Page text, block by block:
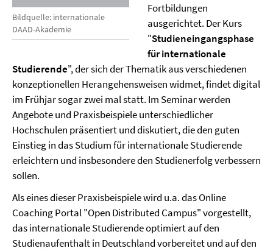
Bildquelle: internationale
DAAD-Akademie
Fortbildungen
ausgerichtet. Der Kurs
"Studieneingangsphase
für internationale
Studierende", der sich der Thematik aus verschiedenen
konzeptionellen Herangehensweisen widmet, findet digital
im Frühjar sogar zwei mal statt. Im Seminar werden
Angebote und Praxisbeispiele unterschiedlicher
Hochschulen präsentiert und diskutiert, die den guten
Einstieg in das Studium für internationale Studierende
erleichtern und insbesondere den Studienerfolg verbessern
sollen.
Als eines dieser Praxisbeispiele wird u.a. das Online
Coaching Portal "Open Distributed Campus" vorgestellt,
das internationale Studierende optimiert auf den
Studienaufenthalt in Deutschland vorbereitet und auf den